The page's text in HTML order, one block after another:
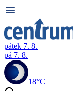
pátek 7. 8.
pá 7. 8.
18°C